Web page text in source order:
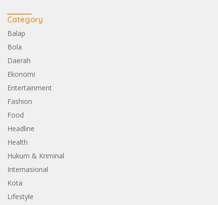
Category
Balap
Bola
Daerah
Ekonomi
Entertainment
Fashion
Food
Headline
Health
Hukum & Kriminal
Internasional
Kota
Lifestyle